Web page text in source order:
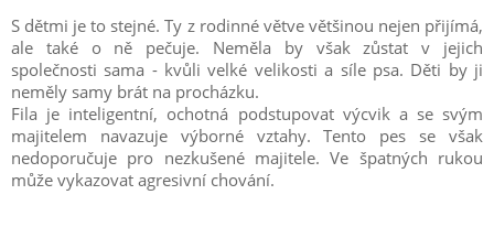
S dětmi je to stejné. Ty z rodinné větve většinou nejen přijímá,
ale také o ně pečuje. Neměla by však zůstat v jejich
společnosti sama - kvůli velké velikosti a síle psa. Děti by ji
neměly samy brát na procházku.
Fila je inteligentní, ochotná podstupovat výcvik a se svým
majitelem navazuje výborné vztahy. Tento pes se však
nedoporučuje pro nezkušené majitele. Ve špatných rukou
může vykazovat agresivní chování.